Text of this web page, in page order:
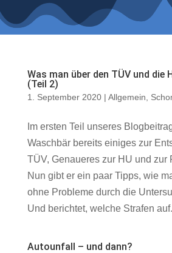
Was man über den TÜV und die
(Teil 2)
1. September 2020| Allgemein
Im ersten Teil unseres
Waschbär bereits einiges zur
TÜV, Genaueres zur HU und zur
Nun gibt er ein paar Tipps, wie
ohne Probleme durch die
Und berichtet, welche Strafen
Autounfall – und dann?